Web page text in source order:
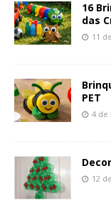
16
das
11
PET
4 de
12